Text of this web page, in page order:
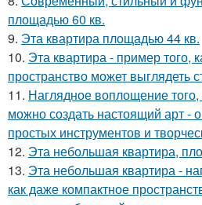
площадью 60 кв.
9. Эта квартира площадью 44 кв.
10. Эта квартира - пример того,
пространство может выглядеть
11. Наглядное воплощение
можно создать настоящий арт -
простых инструментов и
12. Эта небольшая квартира,
13. Эта небольшая квартира -
как даже компактное